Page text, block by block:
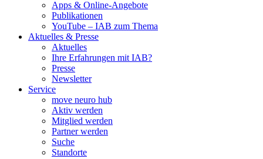
Apps & Online-Angebote
Publikationen
YouTube – IAB zum Thema
Aktuelles & Presse
Aktuelles
Ihre Erfahrungen mit IAB?
Presse
Newsletter
Service
move neuro hub
Aktiv werden
Mitglied werden
Partner werden
Suche
Standorte